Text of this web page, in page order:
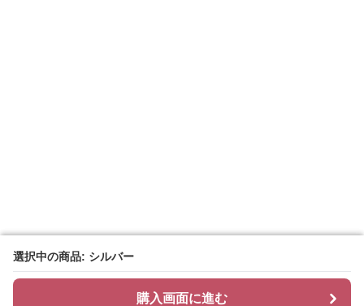
選択中の商品: シルバー
購入画面に進む
選択中の商品: シルバー
購入画面に進む